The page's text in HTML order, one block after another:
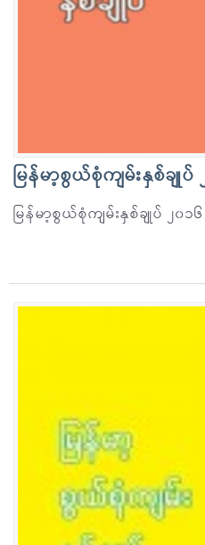
မြန်မာ့စွယ်စုံကျမ်းနှစ်ချုပ်
မြန်မာ့စွယ်စုံကျမ်းနှစ်ချုပ် ၂၀၁